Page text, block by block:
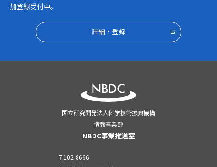
加登録受付中。
詳細・登録
国立研究開発法人科学技術振興機構
情報事業部
NBDC事業推進室
〒102-8666